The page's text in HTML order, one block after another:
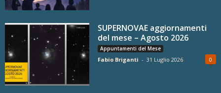
SUPERNOVAE aggiornamenti
del mese – Agosto 2026
Appuntamenti del Mese
Fabio Briganti - 31 Luglio 2026 0